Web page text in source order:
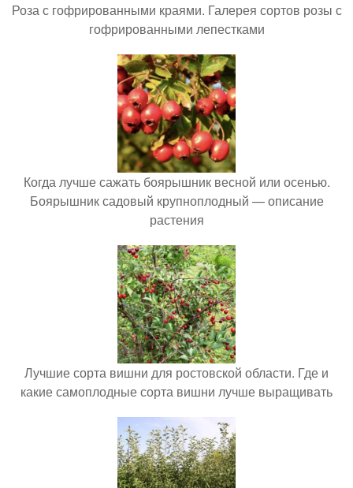
Роза с гофрированными краями. Галерея сортов розы с
гофрированными лепестками
Когда лучше сажать боярышник весной или осенью.
Боярышник садовый крупноплодный — описание
растения
Лучшие сорта вишни для ростовской области. Где и
какие самоплодные сорта вишни лучше выращивать